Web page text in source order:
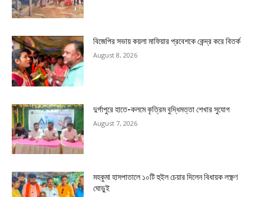
বিজেপির সভায় কয়লা মাফিয়ার প্রবেশকে কেন্দ্র করে বিতর্ক
August 8, 2026
দুর্গাপুরে হাতে-কলমে কৃত্রিম বুদ্ধিমত্তা শেখার সুযোগ
August 7, 2026
মহকুমা হাসপাতালে ১০টি হুইল চেয়ার দিলেন বিধায়ক লক্ষ্ণণ
ঘোড়ুই